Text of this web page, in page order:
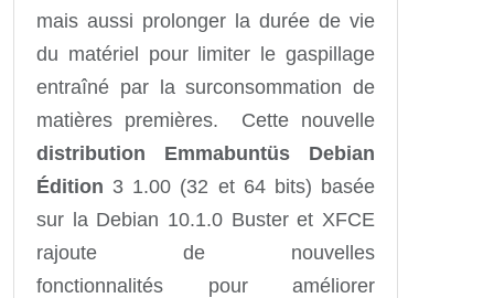
mais aussi prolonger la durée de vie
du matériel pour limiter le gaspillage
entraîné par la surconsommation de
matières premières. Cette nouvelle
distribution Emmabuntüs Debian
Édition 3 1.00 (32 et 64 bits) basée
sur la Debian 10.1.0 Buster et XFCE
rajoute de nouvelles
fonctionnalités pour améliorer